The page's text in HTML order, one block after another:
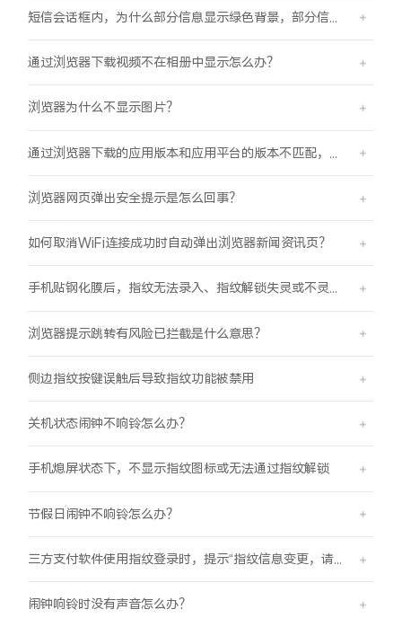
通过浏览器下载视频不在相册中显示怎么办？
浏览器为什么不显示图片？
浏览器网页弹出安全提示是怎么回事？
如何取消WiFi连接成功时自动弹出浏览器新闻资讯页？
手机贴钢化膜后，指纹无法录入、指纹解锁失灵或不灵敏。
浏览器提示跳转有风险已拦截是什么意思？
侧边指纹按键误触后导致指纹功能被禁用
关机状态闹钟不响铃怎么办？
手机熄屏状态下，不显示指纹图标或无法通过指纹解锁
节假日闹钟不响铃怎么办？
闹钟响铃时没有声音怎么办？